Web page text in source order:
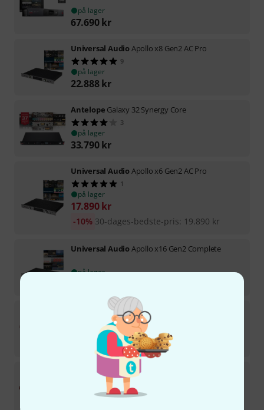
på lager
67.690 kr
Universal AudioApollo x8 Gen2 AC Pro
9
på lager
22.888 kr
Antelope Galaxy 32 Synergy Core
3
på lager
33.790 kr
Universal AudioApollo x6 Gen2 AC Pro
1
på lager
17.890 kr
30-dages-bedste-pris: 19.890 kr
-10%
Universal AudioApollo x16 Gen2 Complete
på lager
Red 16 Line
1
Forventes på lager d. 1-2 uger
26.290
Focusrite Red 8 Line
2
på lager